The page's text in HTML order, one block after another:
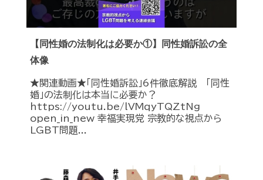
【同性婚の法制化は必要か①】同性婚訴訟の全
体像
★関連動画★「同性婚訴訟」6件徹底解説 「同性
婚」の法制化は本当に必要か？
https://youtu.be/lVMqyTQZtNg
open_in_new 幸福実現党 宗教的な視点から
LGBT問題...